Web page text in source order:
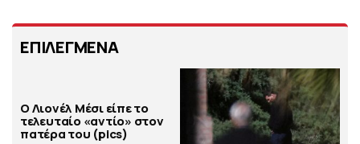
ΕΠΙΛΕΓΜΕΝΑ
Ο Λιονέλ Μέσι είπε το
τελευταίο «αντίο» στον
πατέρα του (pics)